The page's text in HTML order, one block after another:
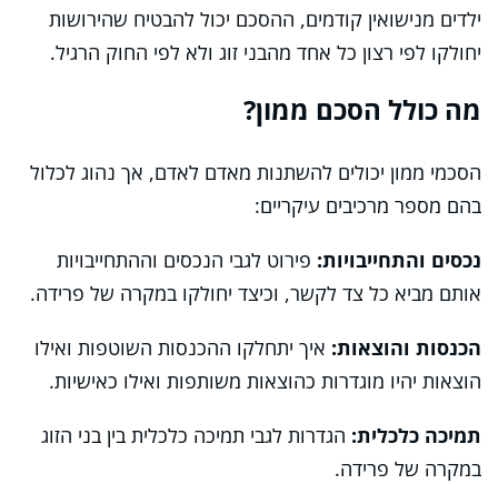
ילדים מנישואין קודמים, ההסכם יכול להבטיח שהירושות
יחולקו לפי רצון כל אחד מהבני זוג ולא לפי החוק הרגיל.
מה כולל הסכם ממון?
הסכמי ממון יכולים להשתנות מאדם לאדם, אך נהוג לכלול
בהם מספר מרכיבים עיקריים:
נכסים והתחייבויות: פירוט לגבי הנכסים וההתחייבויות
אותם מביא כל צד לקשר, וכיצד יחולקו במקרה של פרידה.
הכנסות והוצאות: איך יתחלקו ההכנסות השוטפות ואילו
הוצאות יהיו מוגדרות כהוצאות משותפות ואילו כאישיות.
תמיכה כלכלית: הגדרות לגבי תמיכה כלכלית בין בני הזוג
במקרה של פרידה.